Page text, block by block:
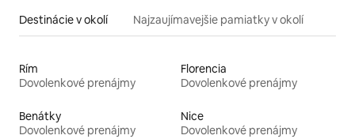
Destinácie v okolí Najzaujímavejšie pamiatky v okolí
Rím
Dovolenkové prenájmy
Florencia
Dovolenkové prenájmy
Benátky
Dovolenkové prenájmy
Nice
Dovolenkové prenájmy